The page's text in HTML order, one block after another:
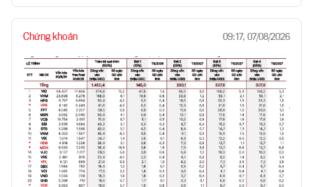
Chứng khoán 09:17, 07/08/2026